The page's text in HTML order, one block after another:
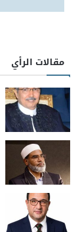
مقالات الرأي